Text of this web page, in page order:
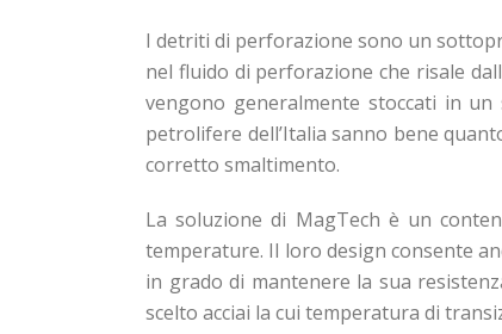
I detriti di perforazione sono un
nel fluido di perforazione che risale
vengono generalmente stoccati in
petrolifere dell’Italia sanno bene
corretto smaltimento.
La soluzione di MagTech è un
temperature. Il loro design consente
in grado di mantenere la sua
scelto acciai la cui temperatura di